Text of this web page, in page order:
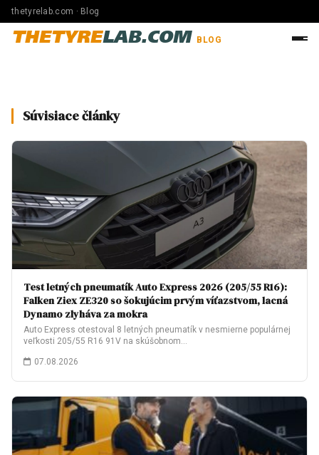
thetyrelab.com · Blog
THETYRELAB.COM BLOG
Súvisiace články
Test letných pneumatík Auto Express 2026 (205/55 R16):
Falken Ziex ZE320 so šokujúcim prvým víťazstvom, lacná
Dynamo zlyháva za mokra
Auto Express otestoval 8 letných pneumatík v nesmierne populárnej
veľkosti 205/55 R16 91V na skúšobnom…
07.08.2026